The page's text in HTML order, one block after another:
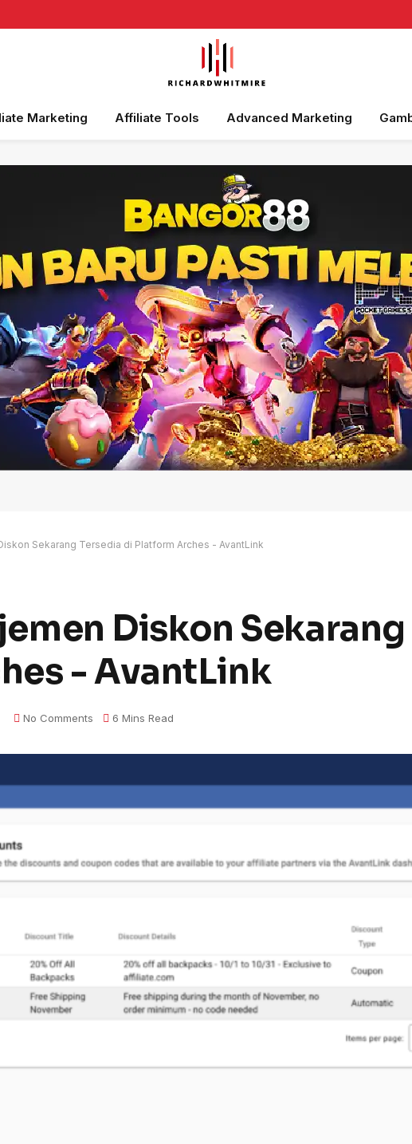
Marketing Affiliate Tools Advanced Marketing
Sekarang Tersedia di Platform Arches - AvantLink
Diskon
- AvantLink
No Comments 6 Mins Read